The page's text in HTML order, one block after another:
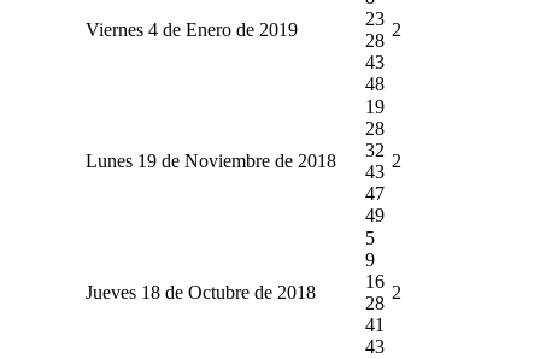
Viernes 4 de Enero de 2019
23
28
43
48
2
Lunes 19 de Noviembre de 2018
19
28
32
43
47
49
2
Jueves 18 de Octubre de 2018
5
9
16
28
41
43
2